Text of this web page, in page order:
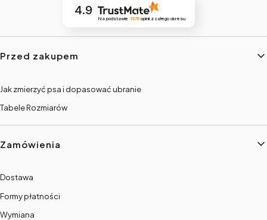
4.9
Na podstawie 1576 opinii z całego okresu
Linki w stopce
Przed zakupem
Jak zmierzyć psa i dopasować ubranie
Tabele Rozmiarów
Zamówienia
Dostawa
Formy płatności
Wymiana